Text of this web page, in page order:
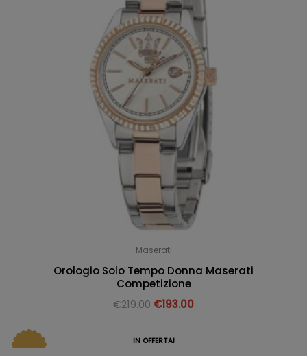
Maserati
Orologio Solo Tempo Donna Maserati
Competizione
€219.00 €193.00
IN OFFERTA!